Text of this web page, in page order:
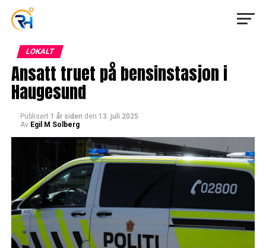
LOKALT
Ansatt truet på bensinstasjon i
Haugesund
Publisert 1 år siden den 13. juli 2025
Av Egil M Solberg